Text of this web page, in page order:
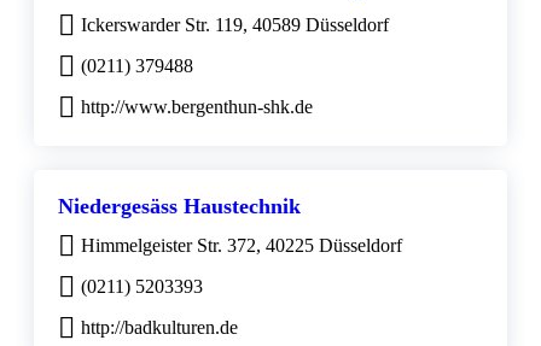
Ickerswarder Str. 119, 40589 Düsseldorf
(0211) 379488
http://www.bergenthun-shk.de
Niedergesäss Haustechnik
Himmelgeister Str. 372, 40225 Düsseldorf
(0211) 5203393
http://badkulturen.de